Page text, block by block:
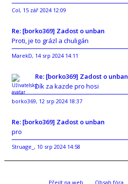
Col, 15 zář 2024 12:09
Re: [borko369] Zadost o unban
Proti, je to grázl a chuligán
MarekD, 14 srp 2024 14:11
Re: [borko369] Zadost o unban
Dík za kazde pro hosi
borko369, 12 srp 2024 18:37
Re: [borko369] Zadost o unban
pro
Struage_ , 10 srp 2024 14:58
Přejít na web Obsah fóra